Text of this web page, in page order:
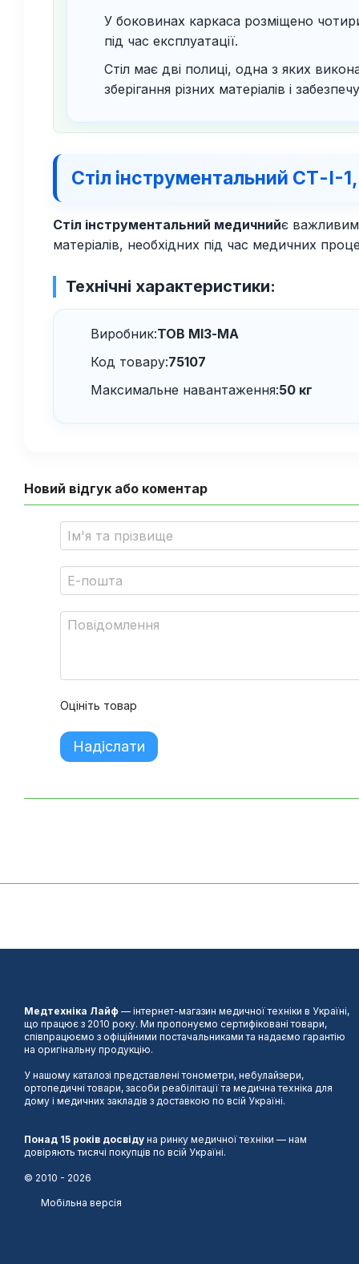
У боковинах каркаса розміщено
під час експлуатації.
Стіл має дві полиці, одна з яких
зберігання різних матеріалів і
Стіл інструментальний СТ-І-
Стіл інструментальний медичнийє важливим
матеріалів, необхідних під час медичних
Технічні характеристики:
Виробник:ТОВ МІЗ-МА
Код товару:75107
Максимальне навантаження:50 кг
Новий відгук або коментар
Оцініть товар
Надіслати
Медтехніка Лайф — інтернет-магазин медичної техніки в Україні,
що працює з 2010 року. Ми пропонуємо сертифіковані товари,
співпрацюємо з офіційними постачальниками та надаємо гарантію
на оригінальну продукцію.
У нашому каталозі представлені тонометри, небулайзери,
ортопедичні товари, засоби реабілітації та медична техніка для
дому і медичних закладів з доставкою по всій Україні.
Понад 15 років досвіду на ринку медичної техніки — нам
довіряють тисячі покупців по всій Україні.
© 2010 - 2026
Мобільна версія